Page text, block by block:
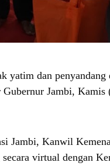
yatim dan
Jambi, Kamis
Jambi, Kanwil
virtual dengan